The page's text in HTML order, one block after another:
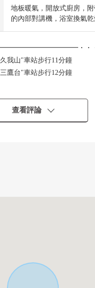
地板暖氣，開放式廚房，
的內部對講機，浴室換氣
・・
我山"車站步行11分鐘
鷹台"車站步行12分鐘
・・
用區裡面的閒靜的住宅區
、儲藏室等的收納量豐富
衝洗馬桶座)
廚房)
查看評論